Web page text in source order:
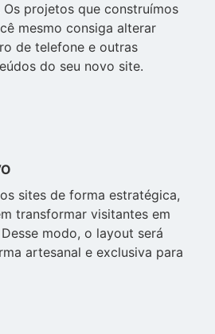
Os projetos que construímos
mesmo consiga alterar
de telefone e outras
do seu novo site.
sites de forma estratégica,
transformar visitantes em
modo, o layout será
artesanal e exclusiva para